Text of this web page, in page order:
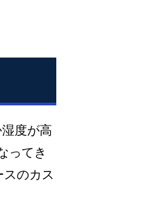
度が高
ってき
のカス